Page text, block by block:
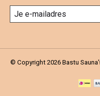
© Copyright 2026 Bastu